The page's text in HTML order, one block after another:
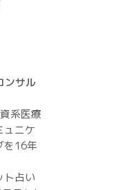
ンサル
系医療
ュニケ
を16年
ト占い